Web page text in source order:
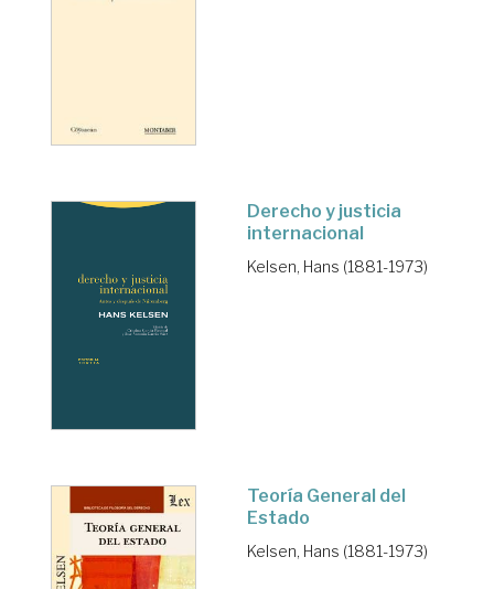
Derecho y justicia
internacional
Kelsen, Hans (1881-1973)
Teoría General del
Estado
Kelsen, Hans (1881-1973)